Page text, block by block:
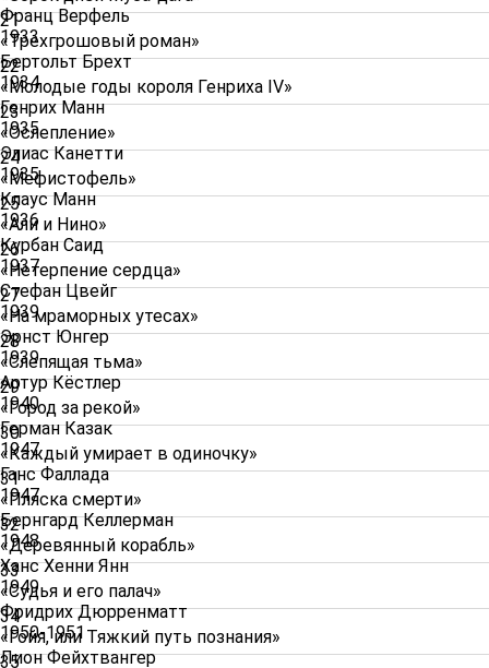
Франц Верфель
1933
21
«Трехгрошовый роман»
Бертольт Брехт
1934
22
«Молодые годы короля Генриха IV»
Генрих Манн
1935
23
«Ослепление»
Элиас Канетти
1935
24
«Мефистофель»
Клаус Манн
1936
25
«Али и Нино»
Курбан Саид
1937
26
«Нетерпение сердца»
Стефан Цвейг
1939
27
«На мраморных утесах»
Эрнст Юнгер
1939
28
«Слепящая тьма»
Артур Кёстлер
1940
29
«Город за рекой»
Герман Казак
1947
30
«Каждый умирает в одиночку»
Ганс Фаллада
1947
31
«Пляска смерти»
Бернгард Келлерман
1948
32
«Деревянный корабль»
Ханс Хенни Янн
1949
33
«Судья и его палач»
Фридрих Дюрренматт
1950-1951
34
«Гойя, или Тяжкий путь познания»
Лион Фейхтвангер
35